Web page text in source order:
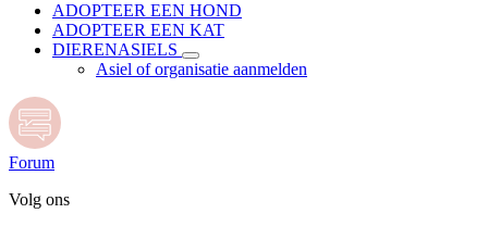
ADOPTEER EEN HOND
ADOPTEER EEN KAT
DIERENASIELS
Asiel of organisatie aanmelden
Forum
Volg ons